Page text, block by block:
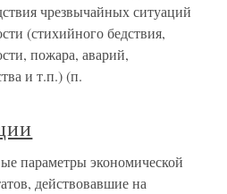
чрезвычайных ситуаций
(стихийного бедствия,
пожара, аварий,
и т.п.) (п.
параметры экономической
действовавшие на